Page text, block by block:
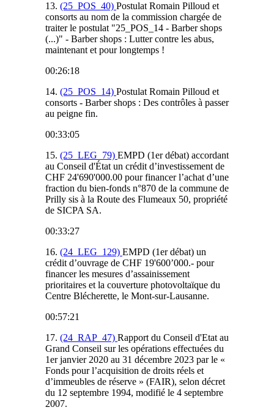
13. (25_POS_40) Postulat Romain Pilloud et
consorts au nom de la commission chargée de
traiter le postulat "25_POS_14 - Barber shops
(...)" - Barber shops : Lutter contre les abus,
maintenant et pour longtemps !
00:26:18
14. (25_POS_14) Postulat Romain Pilloud et
consorts - Barber shops : Des contrôles à passer
au peigne fin.
00:33:05
15. (25_LEG_79) EMPD (1er débat) accordant
au Conseil d'État un crédit d’investissement de
CHF 24'690'000.00 pour financer l’achat d’une
fraction du bien-fonds n°870 de la commune de
Prilly sis à la Route des Flumeaux 50, propriété
de SICPA SA.
00:33:27
16. (24_LEG_129) EMPD (1er débat) un
crédit d’ouvrage de CHF 19'600’000.- pour
financer les mesures d’assainissement
prioritaires et la couverture photovoltaïque du
Centre Blécherette, le Mont-sur-Lausanne.
00:57:21
17. (24_RAP_47) Rapport du Conseil d'Etat au
Grand Conseil sur les opérations effectuées du
1er janvier 2020 au 31 décembre 2023 par le «
Fonds pour l’acquisition de droits réels et
d’immeubles de réserve » (FAIR), selon décret
du 12 septembre 1994, modifié le 4 septembre
2007.